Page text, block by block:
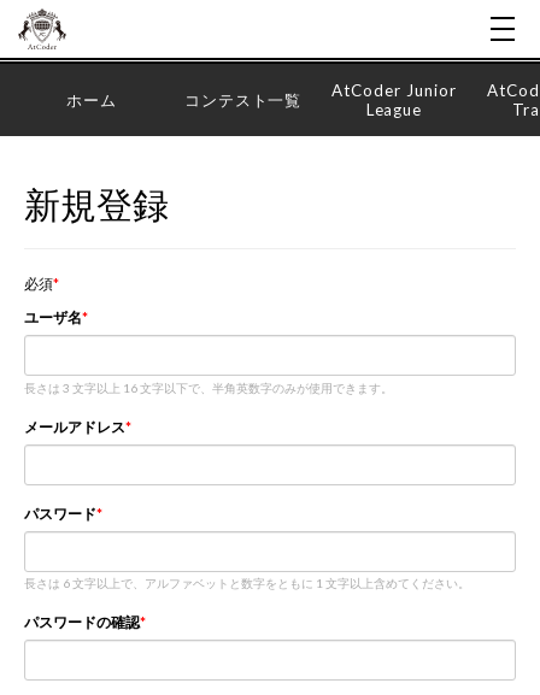
ホーム コンテスト一覧
AtCoder Junior
League
新規登録
必須
ユーザ名
長さは 3 文字以上 16 文字以下で、半角英数字のみが使用できます。
メールアドレス
パスワード
長さは 6 文字以上で、アルファベットと数字をともに 1 文字以上含めてください。
パスワードの確認